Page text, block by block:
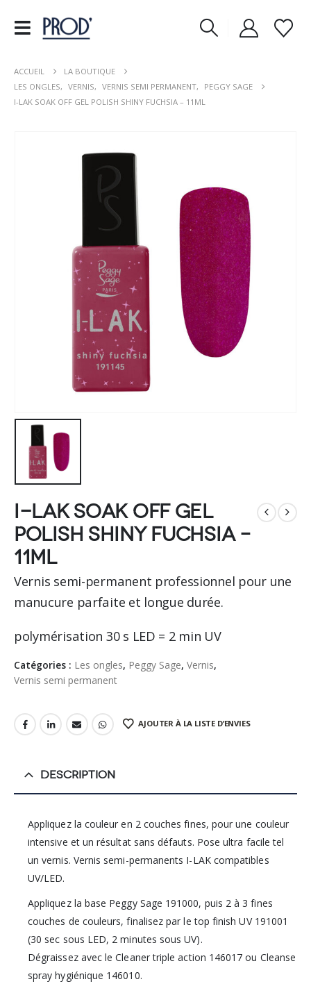
ACCUEIL
LA BOUTIQUE
LES ONGLES, VERNIS, VERNIS SEMI PERMANENT,
PEGGY SAGE
I-LAK SOAK OFF GEL POLISH SHINY FUCHSIA – 11ML
I-LAK soak off gel
polish shiny fuchsia –
11ml
Vernis semi-permanent professionnel pour une
manucure parfaite et longue durée.
polymérisation 30 s LED = 2 min UV
Catégories : Les ongles, Peggy Sage, Vernis,
Vernis semi permanent
AJOUTER À LA LISTE D’ENVIES
DESCRIPTION
Appliquez la couleur en 2 couches fines, pour une couleur
intensive et un résultat sans défauts. Pose ultra facile tel
un vernis. Vernis semi-permanents I-LAK compatibles
UV/LED.
Appliquez la base Peggy Sage 191000, puis 2 à 3 fines
couches de couleurs, finalisez par le top finish UV 191001
(30 sec sous LED, 2 minutes sous UV).
Dégraissez avec le Cleaner triple action 146017 ou Cleanse
spray hygiénique 146010.